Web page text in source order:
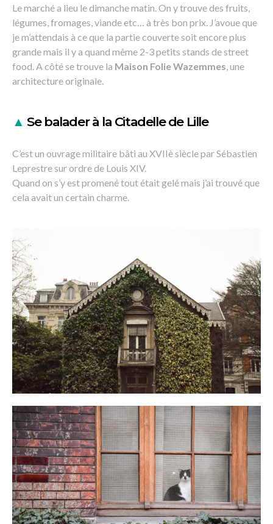
Le marché a lieu le dimanche matin. On y trouve des fruits,
légumes, fromages, viande etc… à très bon prix. J’avoue que
je m’attendais à ce que la partie couverte soit encore plus
grande mais il y a quand même 2-3 petits stands de street
food. A côté se trouve la Maison Folie Wazemmes, une
architecture originale.
▲Se balader à la Citadelle de Lille
C’est un ouvrage militaire bâti au XVIIè siècle par Sébastien
Leprestre sur ordre de Louis XIV.
Quand on s’y est promené tout était gelé mais j’ai trouvé que
cela avait un certain charme.